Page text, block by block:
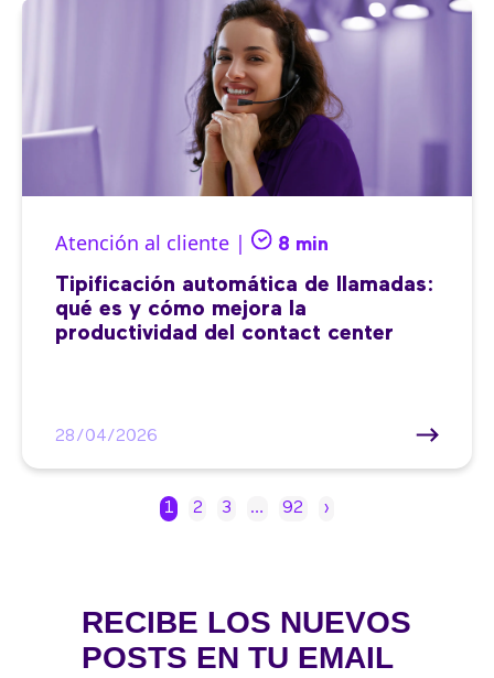
Atención al cliente | 8 min
Tipificación automática de llamadas:
qué es y cómo mejora la
productividad del contact center
28/04/2026
1 2 3 … 92 ›